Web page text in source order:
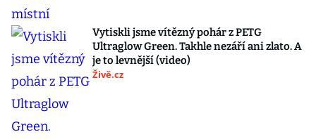
Vytiskli jsme vítězný pohár z PETG
Ultraglow Green. Takhle nezáří ani zlato. A
je to levnější (video)
Živě.cz